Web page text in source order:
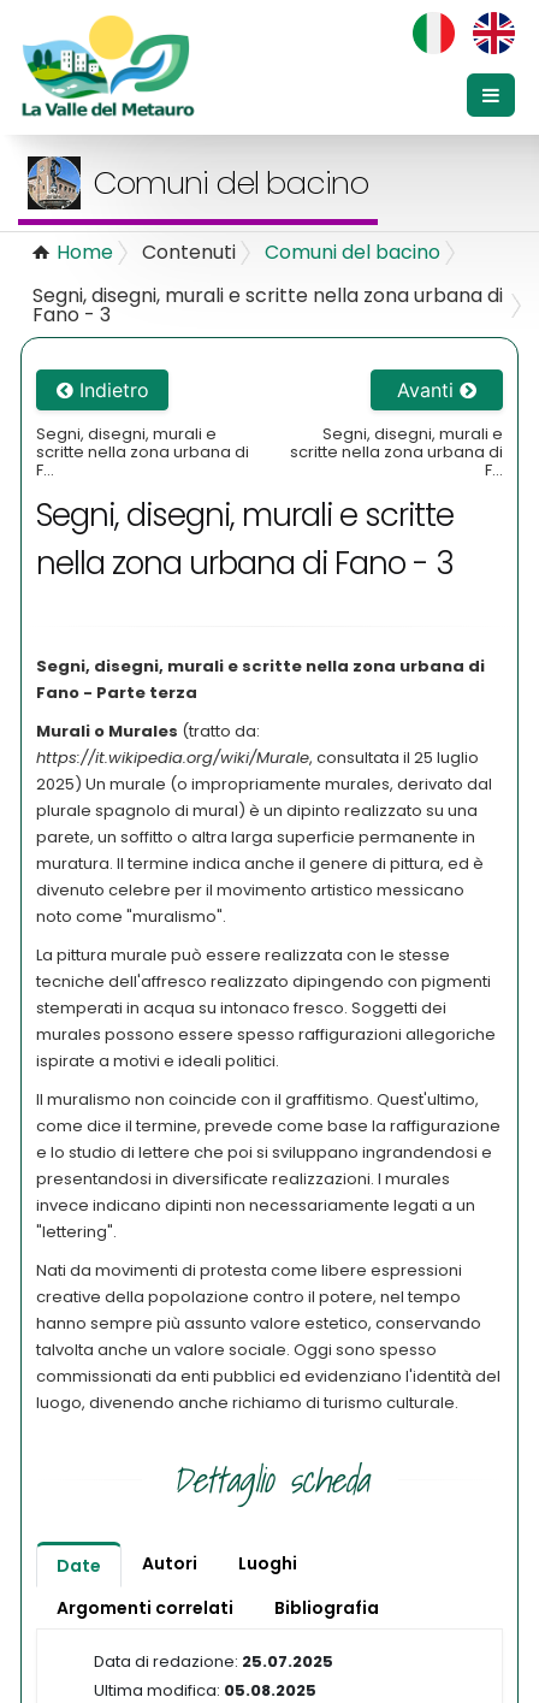
Comuni del bacino
Home Contenuti
Comuni del bacino
Segni, disegni, murali e scritte nella zona urbana di
Fano - 3
Indietro
Segni, disegni, murali e
scritte nella zona urbana di
F...
Avanti
Segni, disegni, murali e
scritte nella zona urbana di
F...
Segni, disegni, murali e scritte
nella zona urbana di Fano - 3
Segni, disegni, murali e scritte nella zona urbana di
Fano - Parte terza
Murali o Murales (tratto da:
https://it.wikipedia.org/wiki/Murale, consultata il 25 luglio
2025) Un murale (o impropriamente murales, derivato dal
plurale spagnolo di mural) è un dipinto realizzato su una
parete, un soffitto o altra larga superficie permanente in
muratura. Il termine indica anche il genere di pittura, ed è
divenuto celebre per il movimento artistico messicano
noto come "muralismo".
La pittura murale può essere realizzata con le stesse
tecniche dell'affresco realizzato dipingendo con pigmenti
stemperati in acqua su intonaco fresco. Soggetti dei
murales possono essere spesso raffigurazioni allegoriche
ispirate a motivi e ideali politici.
Il muralismo non coincide con il graffitismo. Quest'ultimo,
come dice il termine, prevede come base la raffigurazione
e lo studio di lettere che poi si sviluppano ingrandendosi e
presentandosi in diversificate realizzazioni. I murales
invece indicano dipinti non necessariamente legati a un
"lettering".
Nati da movimenti di protesta come libere espressioni
creative della popolazione contro il potere, nel tempo
hanno sempre più assunto valore estetico, conservando
talvolta anche un valore sociale. Oggi sono spesso
commissionati da enti pubblici ed evidenziano l'identità del
luogo, divenendo anche richiamo di turismo culturale.
Dettaglio scheda
Date Autori
Luoghi
Argomenti correlati
Bibliografia
Data di redazione: 25.07.2025
Ultima modifica: 05.08.2025